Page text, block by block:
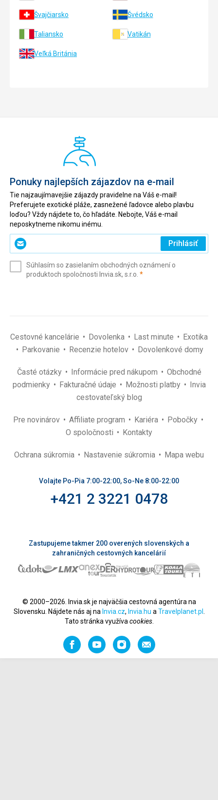
Švajčiarsko Švédsko
Taliansko Vatikán
Veľká Británia
Ponuky najlepších zájazdov na e-mail
Tie najzaujímavejšie zájazdy pravidelne na Váš e-mail!
Preferujete exotické pláže, zasnežené ľadovce alebo plavbu
loďou? Vždy nájdete to, čo hľadáte. Nebojte, Váš e-mail
neposkytneme nikomu inému.
Zadajte
svoj
(povinné)
Prihlásiť
Súhlasím so zasielaním obchodných oznámení o
produktoch spoločnosti Invia.sk, s.r.o. *(povinné)
Cestovné kancelárie Dovolenka Last minute
Exotika
Parkovanie
Recenzie hotelov Dovolenkové domy
Časté otázky Informácie pred nákupom
Obchodné
podmienky
Fakturačné údaje Možnosti platby
Invia
cestovateľský blog
Pre novinárov Affiliate program Kariéra
Pobočky
O spoločnosti
Kontakty
Ochrana súkromia Nastavenie súkromia Mapa webu
Volajte Po-Pia 7:00-22:00, So-Ne 8:00-22:00
+421 2 3221 0478
Zastupujeme takmer 200 overených slovenských a
zahraničných cestovných kancelárií
© 2000–2026. Invia.sk je najväčšia cestovná agentúra na
Slovensku. Nájdete nás aj na Invia.cz, Invia.hu a Travelplanet.pl
Tato stránka využíva cookies.
FacebookYouTubeInstagramOdporučiť